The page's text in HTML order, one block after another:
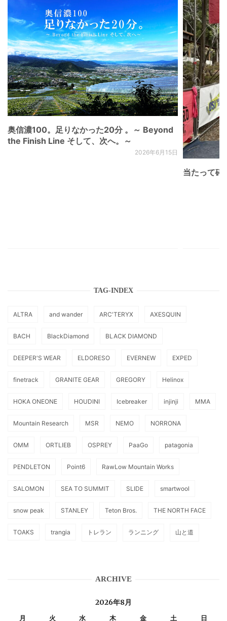
奥信濃100。足りなかった20分 。～ Beyond
the Finish Line そして、次へ。～
2026年6月15日
当たって砕
TAG-INDEX
ALTRA and wander ARC'TERYX AXESQUIN
BACH BlackDiamond BLACK DIAMOND
DEEPER'S WEAR ELDORESO EVERNEW EXPED
finetrack GRANITE GEAR GREGORY Helinox
HOKA ONEONE HOUDINI Icebreaker injinji MMA
Mountain Research MSR NEMO NORRONA
OMM ORTLIEB OSPREY PaaGo patagonia
PENDLETON Point6 RawLow Mountain Works
SALOMON SEA TO SUMMIT SLIDE smartwool
snow peak STANLEY Teton Bros. THE NORTH FACE
TOAKS trangia トレラン ランニング 山と道
ARCHIVE
2026年8月
月 火 水 木 金 土 日